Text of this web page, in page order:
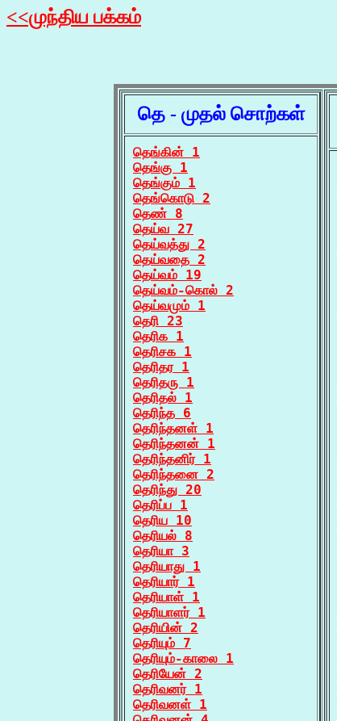
<<முந்திய பக்கம்
தெ - முதல் சொற்கள்
தெங்கின் 1
தெங்கு 1
தெங்கும் 1
தெங்கொடு 2
தெண் 8
தெய்வ 27
தெய்வத்து 2
தெய்வதை 2
தெய்வம் 19
தெய்வம்-கொல் 2
தெய்வமும் 1
தெரி 23
தெரிக 1
தெரிசக 1
தெரிதர 1
தெரிதரு 1
தெரிதல் 1
தெரிந்த 6
தெரிந்தனள் 1
தெரிந்தனன் 1
தெரிந்தனிர் 1
தெரிந்தனை 2
தெரிந்து 20
தெரிப்ப 1
தெரிய 10
தெரியல் 8
தெரியா 3
தெரியாது 1
தெரியார் 1
தெரியாள் 1
தெரியாளர் 1
தெரியின் 2
தெரியும் 7
தெரியும்-காலை 1
தெரியேன் 2
தெரிவனர் 1
தெரிவனள் 1